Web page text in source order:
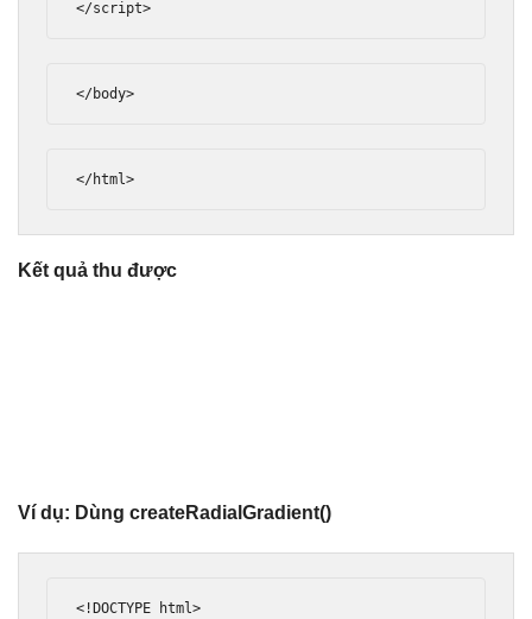
</script>
</body>
</html>
Kết quả thu được
Ví dụ: Dùng createRadialGradient()
<!DOCTYPE html>